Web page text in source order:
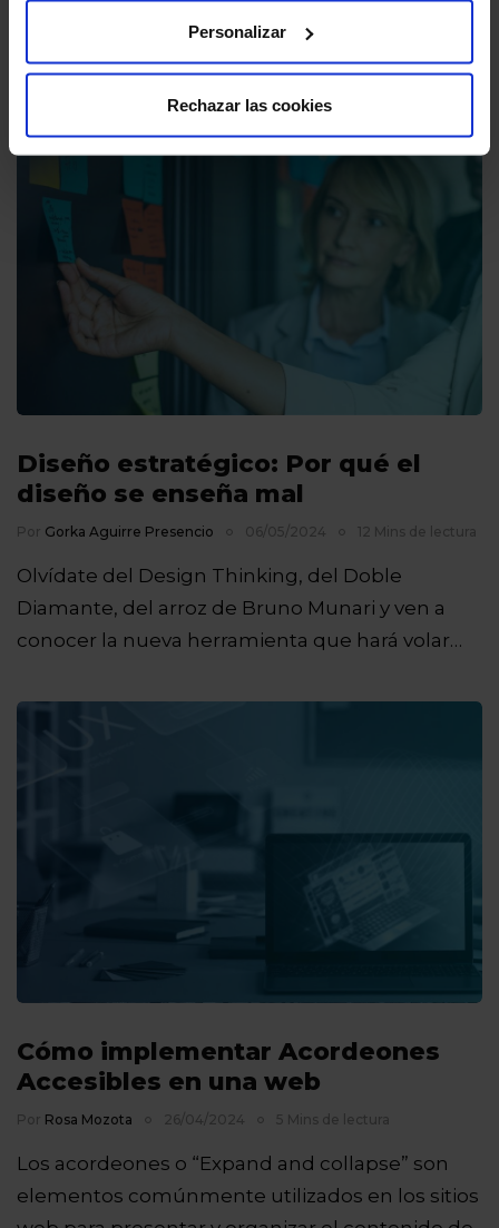
Personalizar
Rechazar las cookies
Diseño estratégico: Por qué el
diseño se enseña mal
Por Gorka Aguirre Presencio 06/05/2024 12 Mins de lectura
Olvídate del Design Thinking, del Doble
Diamante, del arroz de Bruno Munari y ven a
conocer la nueva herramienta que hará volar…
Cómo implementar Acordeones
Accesibles en una web
Por Rosa Mozota 26/04/2024 5 Mins de lectura
Los acordeones o “Expand and collapse” son
elementos comúnmente utilizados en los sitios